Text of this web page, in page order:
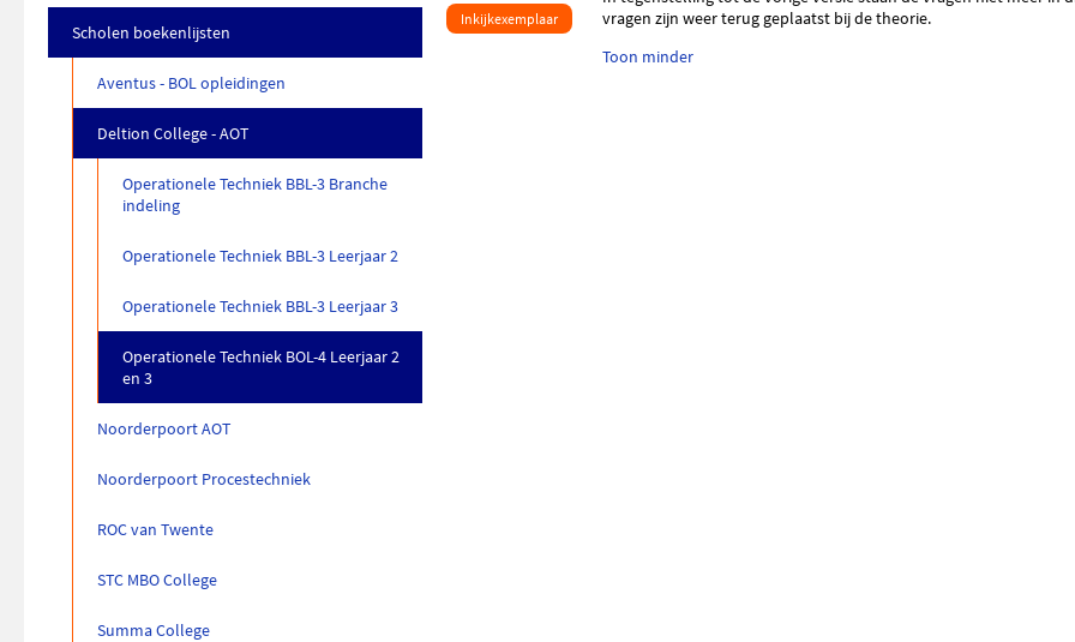
Scholen boekenlijsten
Aventus - BOL opleidingen
Deltion College - AOT
Operationele Techniek BBL-3 Branche
indeling
Operationele Techniek BBL-3 Leerjaar 2
Operationele Techniek BBL-3 Leerjaar 3
Operationele Techniek BOL-4 Leerjaar 2
en 3
Noorderpoort AOT
Noorderpoort Procestechniek
ROC van Twente
STC MBO College
Summa College
Inkijkexemplaar
vragen zijn weer terug geplaatst bij de theorie.
Toon minder